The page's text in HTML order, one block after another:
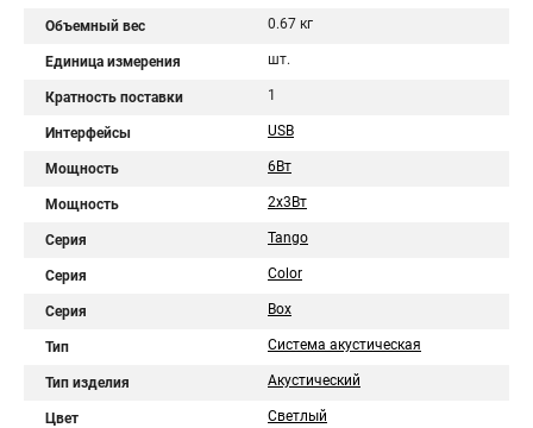
Объемный вес 0.67 кг
Единица измерения шт.
Кратность поставки 1
Интерфейсы USB
Мощность 6Вт
Мощность 2х3Вт
Серия Tango
Серия Color
Серия Box
Тип Система акустическая
Тип изделия Акустический
Цвет Светлый